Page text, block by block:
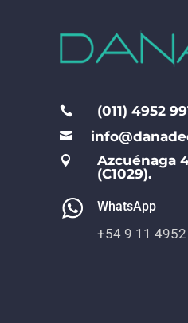
 (011) 4952


Azcuénaga
(C1029).
WhatsApp
+54 9 11